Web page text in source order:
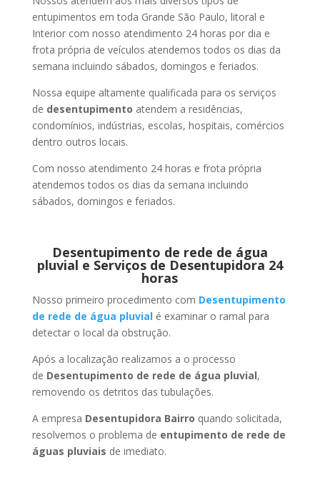
entupimentos em toda Grande São Paulo, litoral e
Interior com nosso atendimento 24 horas por dia e
frota própria de veículos atendemos todos os dias da
semana incluindo sábados, domingos e feriados.
Nossa equipe altamente qualificada para os serviços
de desentupimento atendem a residências,
condomínios, indústrias, escolas, hospitais, comércios
dentro outros locais.
Com nosso atendimento 24 horas e frota própria
atendemos todos os dias da semana incluindo
sábados, domingos e feriados.
Desentupimento de rede de água
pluvial e Serviços de Desentupidora 24
horas
Nosso primeiro procedimento com Desentupimento
de rede de água pluvialé examinar o ramal para
detectar o local da obstrução.
Após a localização realizamos a o processo
de Desentupimento de rede de água pluvial,
removendo os detritos das tubulações.
A empresa Desentupidora Bairro quando solicitada,
resolvemos o problema de entupimento de rede de
águas pluviais de imediato.